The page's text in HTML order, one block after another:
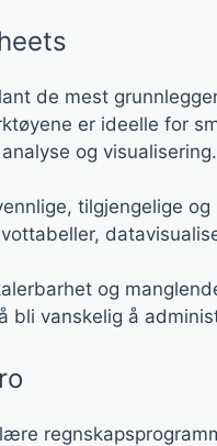
de mest
er ideelle for
og visualisering.
tilgjengelige
og
bli vanskelig å